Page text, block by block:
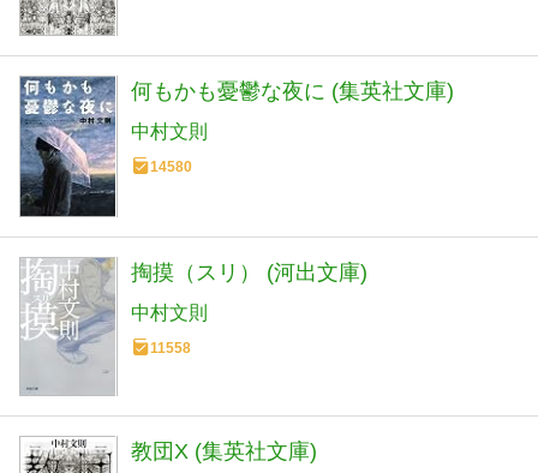
何もかも憂鬱な夜に (集英社文庫)
中村文則
14580
掏摸（スリ） (河出文庫)
中村文則
11558
教団X (集英社文庫)